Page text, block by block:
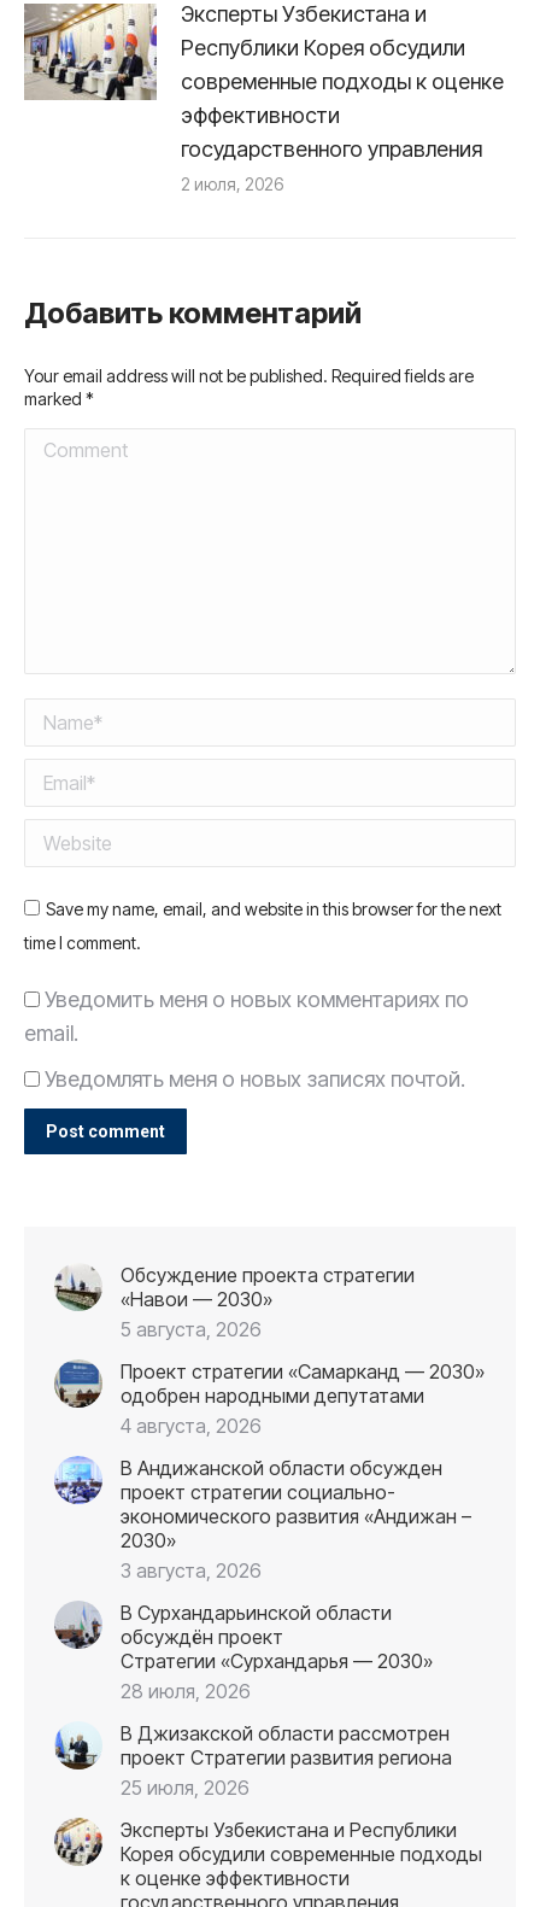
Эксперты Узбекистана и
Республики Корея обсудили
современные подходы к оценке
эффективности
государственного управления
2 июля, 2026
Добавить комментарий
Your email address will not be published. Required fields are
marked *
Comment
Name *
Email *
Website
Save my name, email, and website in this browser for the next
time I comment.
Уведомить меня о новых комментариях по
email.
Уведомлять меня о новых записях почтой.
Post comment
Обсуждение проекта стратегии
«Навои — 2030»
5 августа, 2026
Проект стратегии «Самарканд — 2030»
одобрен народными депутатами
4 августа, 2026
В Андижанской области обсужден
проект стратегии социально-
экономического развития «Андижан –
2030»
3 августа, 2026
В Сурхандарьинской области
обсуждён проект
Стратегии «Сурхандарья — 2030»
28 июля, 2026
В Джизакской области рассмотрен
проект Стратегии развития региона
25 июля, 2026
Эксперты Узбекистана и Республики
Корея обсудили современные подходы
к оценке эффективности